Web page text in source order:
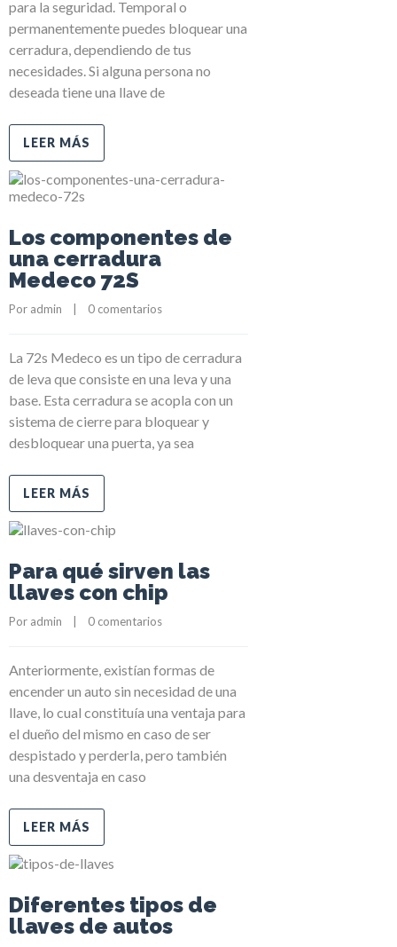
para la seguridad. Temporal o
permanentemente puedes bloquear una
cerradura, dependiendo de tus
necesidades. Si alguna persona no
deseada tiene una llave de
LEER MÁS
Los componentes de
una cerradura
Medeco 72S
Por admin 0 comentarios
La 72s Medeco es un tipo de cerradura
de leva que consiste en una leva y una
base. Esta cerradura se acopla con un
sistema de cierre para bloquear y
desbloquear una puerta, ya sea
LEER MÁS
Para qué sirven las
llaves con chip
Por admin 0 comentarios
Anteriormente, existían formas de
encender un auto sin necesidad de una
llave, lo cual constituía una ventaja para
el dueño del mismo en caso de ser
despistado y perderla, pero también
una desventaja en caso
LEER MÁS
Diferentes tipos de
llaves de autos